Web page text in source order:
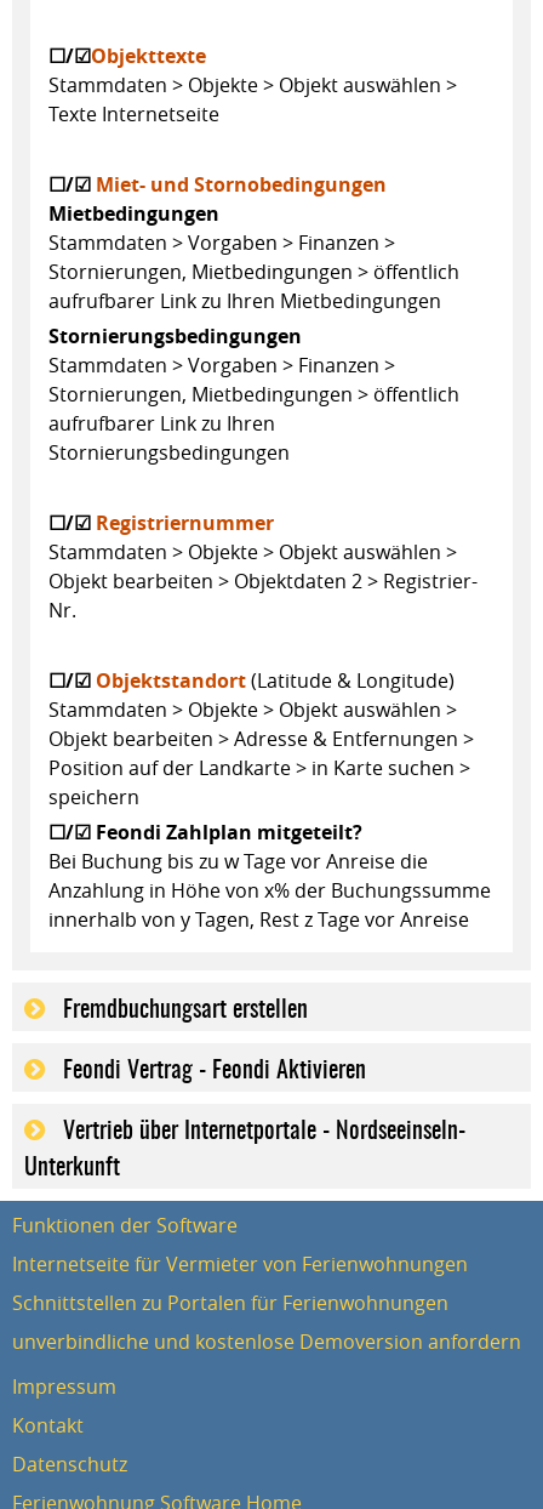
☐/☑Objekttexte
Stammdaten > Objekte > Objekt auswählen >
Texte Internetseite
☐/☑ Miet- und Stornobedingungen
Mietbedingungen
Stammdaten > Vorgaben > Finanzen >
Stornierungen, Mietbedingungen > öffentlich
aufrufbarer Link zu Ihren Mietbedingungen
Stornierungsbedingungen
Stammdaten > Vorgaben > Finanzen >
Stornierungen, Mietbedingungen > öffentlich
aufrufbarer Link zu Ihren
Stornierungsbedingungen
☐/☑ Registriernummer
Stammdaten > Objekte > Objekt auswählen >
Objekt bearbeiten > Objektdaten 2 > Registrier-
Nr.
☐/☑ Objektstandort(Latitude & Longitude)
Stammdaten > Objekte > Objekt auswählen >
Objekt bearbeiten > Adresse & Entfernungen >
Position auf der Landkarte > in Karte suchen >
speichern
☐/☑ Feondi Zahlplan mitgeteilt?
Bei Buchung bis zu w Tage vor Anreise die
Anzahlung in Höhe von x% der Buchungssumme
innerhalb von y Tagen, Rest z Tage vor Anreise
Fremdbuchungsart erstellen
Feondi Vertrag - Feondi Aktivieren
Vertrieb über Internetportale - Nordseeinseln-
Unterkunft
Funktionen der Software
Internetseite für Vermieter von Ferienwohnungen
Schnittstellen zu Portalen für Ferienwohnungen
unverbindliche und kostenlose Demoversion anfordern
Impressum
Kontakt
Datenschutz
Ferienwohnung Software Home